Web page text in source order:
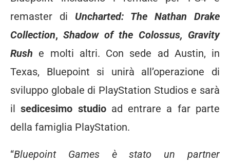
remaster di Uncharted: The Nathan Drake
Collection,Shadow of the Colossus, Gravity
Rush e molti altri. Con sede ad Austin, in
Texas, Bluepoint si unirà all’operazione di
sviluppo globale di PlayStation Studios e sarà
ilsedicesimo studioad entrare a far parte
della famiglia PlayStation.
“Bluepoint Games è stato un partner